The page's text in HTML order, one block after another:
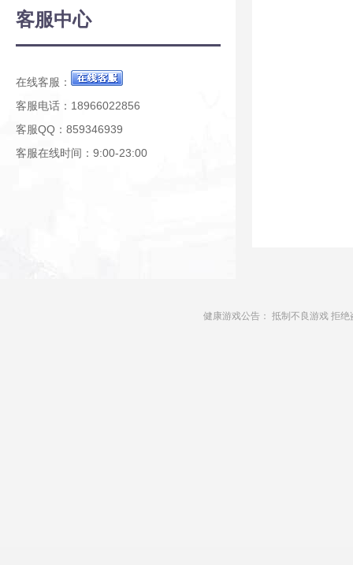
客服中心
在线客服：
客服电话：18966022856
客服QQ：859346939
客服在线时间：9:00-23:00
健康游戏公告： 抵制不良游戏 拒